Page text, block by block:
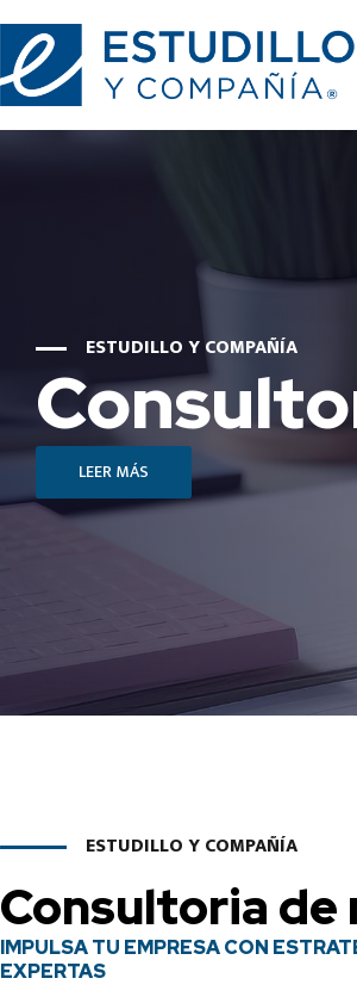
ESTUDILLO Y COMPAÑÍA
LEER MÁS
ESTUDILLO Y COMPAÑÍA
Consultoria de
IMPULSA TU EMPRESA CON
EXPERTAS